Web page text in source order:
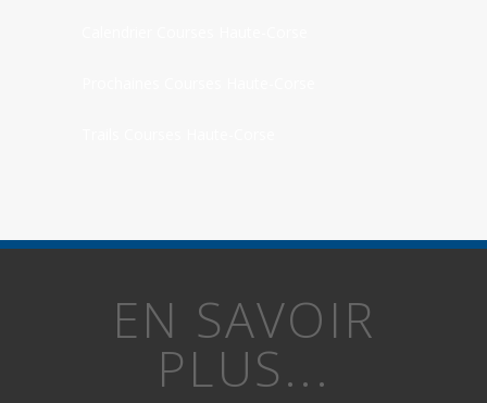
EN SAVOIR
PLUS...